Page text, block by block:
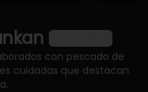
con pescado de
cuidadas que destacan